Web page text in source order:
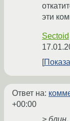
эти
Sectoid
Ответ на:
+00:00